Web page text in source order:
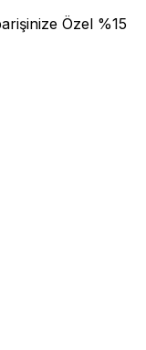
Özel %15